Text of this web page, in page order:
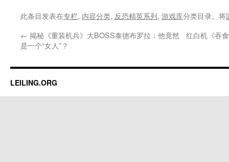
此条目发表在专栏, 内容分类, 反恐精英系列, 游戏库分类目录。将
← 揭秘《重装机兵》大BOSS泰德布罗拉：他竟然
是一个“女人”？
红白机《吞
LEILING.ORG